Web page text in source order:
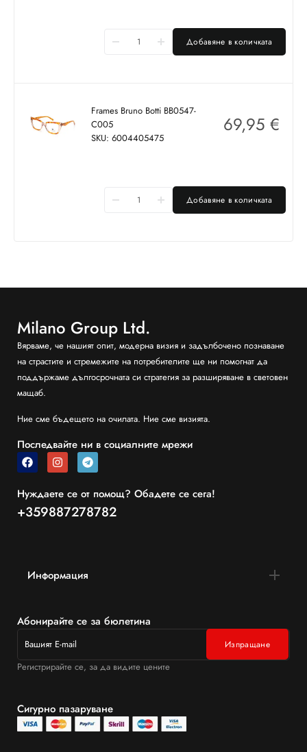
Добавяне в количката
Frames Bruno Botti BB0547-
C005
SKU: 6004405475
69,95 €
Добавяне в количката
Milano Group Ltd.
Вярваме, че нашият опит, модерна визия и задълбочено познаване
на страстите и стремежите на потребителите ще ни помогнат да
поддържаме дългосрочната си стратегия за разширяване в световен
мащаб.
Ние сме бъдещето на очилата. Ние сме визията.
Последвайте ни в социалните мрежи
Нуждаете се от помощ? Обадете се сега!
+359887278782
Информация
Абонирайте се за бюлетина
Регистрирайте се, за да видите цените
Сигурно пазаруване